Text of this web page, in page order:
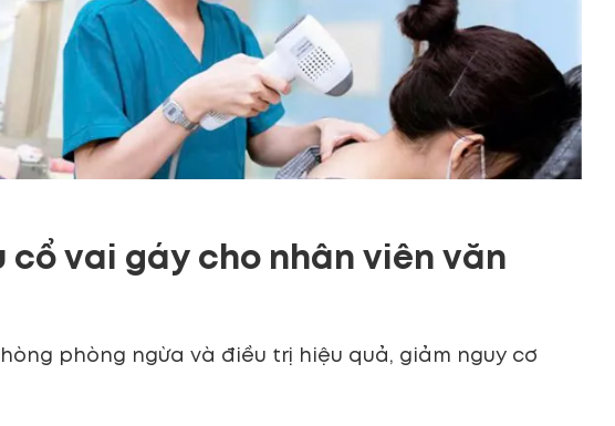
cổ vai gáy cho nhân viên văn
phòng ngừa và điều trị hiệu quả, giảm nguy cơ